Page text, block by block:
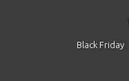
Black Friday